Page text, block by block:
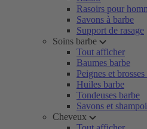
Rasoirs pour
Savons à barbe
Support de rasage
Soins barbe
Tout afficher
Baumes barbe
Peignes et
Huiles barbe
Tondeuses barbe
Savons et
Cheveux